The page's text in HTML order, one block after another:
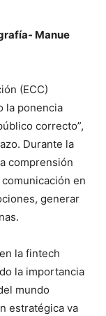
Manue
(ECC)
la ponencia
correcto”,
Durante la
comprensión
en
generar
la fintech
la importancia
mundo
estratégica va